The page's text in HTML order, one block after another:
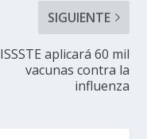
SIGUIENTE
ISSSTE aplicará 60 mil
vacunas contra la
influenza